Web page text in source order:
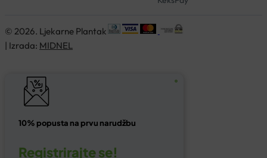
© 2026. Ljekarne Plantak
| Izrada: MIDNEL
10% popusta na prvu narudžbu
Registrirajte se!